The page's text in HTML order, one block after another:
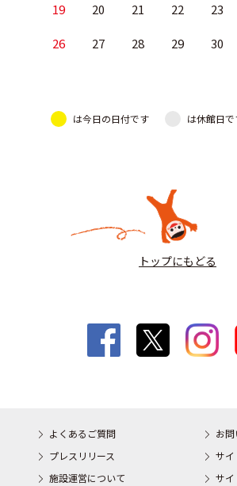
19 20 21 22 23
26 27 28 29 30
は今日の日付です は休館日で
トップにもどる
よくあるご質問
お
プレスリリース
サイ
施設運営について
サイ